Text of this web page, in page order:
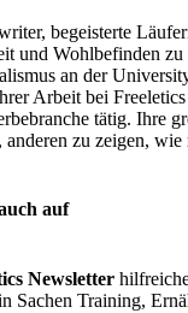
begeisterte
und Wohlbefinden zu
an der
Arbeit bei
tätig. Ihre
zu zeigen, wie
auf
Newsletter
Sachen Training,